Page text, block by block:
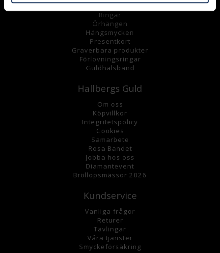
Halsband
Ringar
Örhängen
Hängsmycken
Presentkort
Graverbara produkter
Förlovningsringar
Guldhalsband
Hallbergs Guld
Om oss
Köpvillkor
Integritetspolicy
Cookies
Samarbete
Rosa Bandet
Jobba hos oss
Diamantevent
Bröllopsmässor 2026
Kundservice
Vanliga frågor
Returer
Tävlingar
Våra tjänster
Smyckeförsäkring